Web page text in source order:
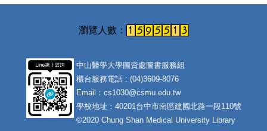
中山醫學大學圖資處圖書服務組
櫃台服務電話 : (04)3609-8076
Email：cs1030@csmu.edu.tw
學校地址：40201台中市南區建國北路一段110號
©2020 Chung Shan Medical University Library